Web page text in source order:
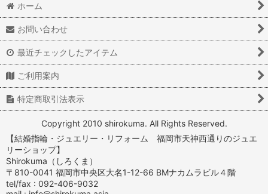
ホーム
お問い合わせ
最近チェックしたアイテム
ご利用案内
特定商取引法表示
Copyright 2010 shirokuma. All Rights Reserved.
【結婚指輪・ジュエリー・リフォーム 福岡市天神西通りのジュエ
リーショップ】
Shirokuma（しろくま）
〒810-0041 福岡市中央区大名1-12-66 BMナカムラビル４階
tel/fax : 092-406-9032